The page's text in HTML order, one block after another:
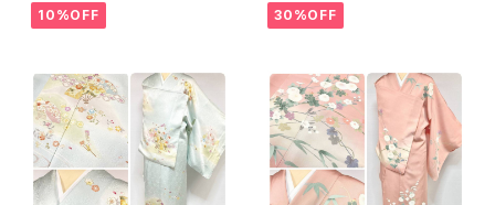
10%OFF 30%OFF